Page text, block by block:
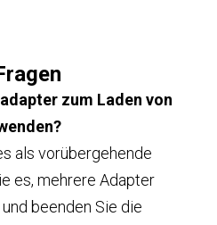
zum Laden von
als vorübergehende
es, mehrere Adapter
beenden Sie die